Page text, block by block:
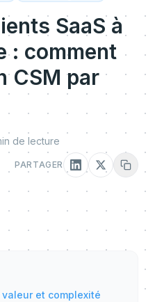
SaaS à
: comment
CSM par
de lecture
PARTAGER
et complexité